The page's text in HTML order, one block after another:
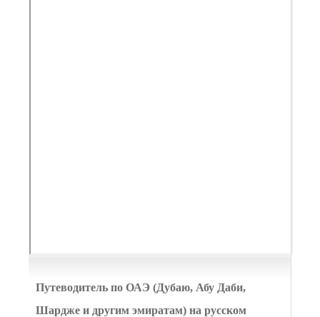
Путеводитель по ОАЭ (Дубаю, Абу Даби,
Шардже и другим эмиратам) на русском